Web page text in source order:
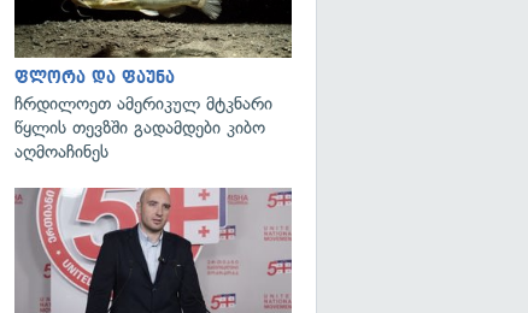
გადახედვა
ფლორა და ფაუნა
ჩრდილოეთ ამერიკულ მტკნარი
წყლის თევზში გადამდები კიბო
აღმოაჩინეს